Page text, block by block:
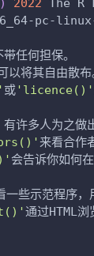
) 2022 The R
pc-
任何担保。
以将其自由散布
或 'licence()'
有许多人为之做
来看合作
会告诉你如何
一些示范程序，
通过HTML浏